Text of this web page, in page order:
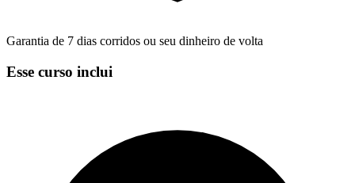
Garantia de 7 dias corridos ou seu dinheiro de volta
Esse curso inclui